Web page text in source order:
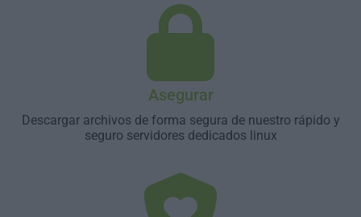
Asegurar
Descargar archivos de forma segura de nuestro rápido y
seguro servidores dedicados linux